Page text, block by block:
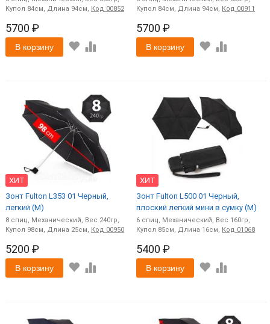
84
94 Код 00852
5700 ₽
В корзину
84
94 Код 00911
5700 ₽
В корзину
ХИТ
Зонт Fulton L353 01 Черный,
легкий (M)
8спиц Механический
240
98
25 Код 00950
5200 ₽
В корзину
ХИТ
Зонт Fulton L500 01 Черный,
плоский легкий мини в сумку (M)
6 спиц Механический
160
85
16 Код 01068
5400 ₽
В корзину